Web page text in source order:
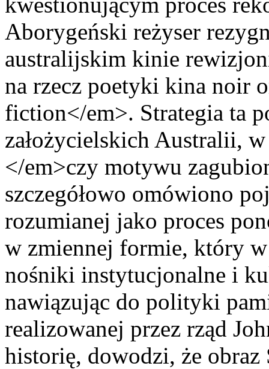
Aborygeński reżyser
australijskim kinie
na rzecz poetyki kina noir
fiction</em>. Strategia ta
założycielskich Australii,
</em>czy motywu
szczegółowo omówiono
rozumianej jako proces
w zmiennej formie, który w
nośniki instytucjonalne i
nawiązując do polityki
realizowanej przez rząd
historię, dowodzi, że obraz